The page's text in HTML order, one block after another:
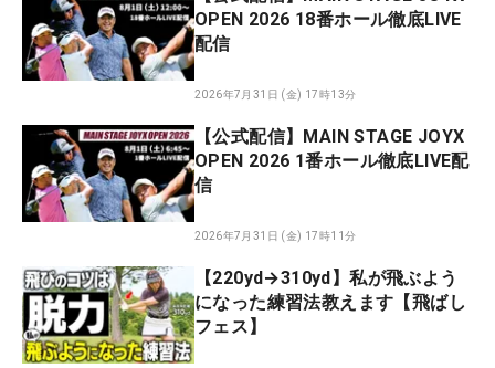
OPEN 2026 18番ホール徹底LIVE
配信
2026年7月31日 (金) 17時13分
【公式配信】MAIN STAGE JOYX
OPEN 2026 1番ホール徹底LIVE配
信
2026年7月31日 (金) 17時11分
【220yd→310yd】私が飛ぶよう
になった練習法教えます【飛ばし
フェス】